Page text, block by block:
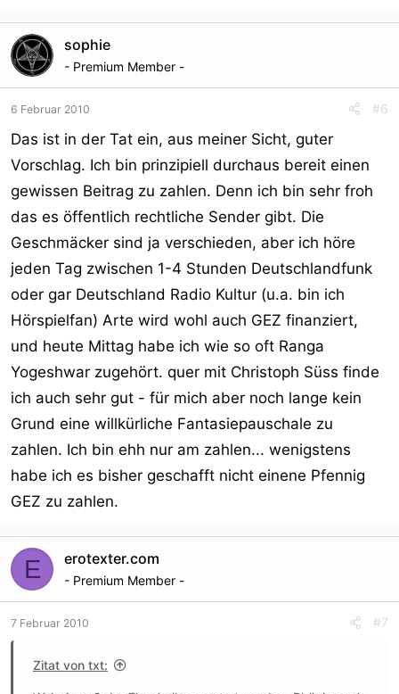
sophie
- Premium Member -
6 Februar 2010 #6
Das ist in der Tat ein, aus meiner Sicht, guter
Vorschlag. Ich bin prinzipiell durchaus bereit einen
gewissen Beitrag zu zahlen. Denn ich bin sehr froh
das es öffentlich rechtliche Sender gibt. Die
Geschmäcker sind ja verschieden, aber ich höre
jeden Tag zwischen 1-4 Stunden Deutschlandfunk
oder gar Deutschland Radio Kultur (u.a. bin ich
Hörspielfan) Arte wird wohl auch GEZ finanziert,
und heute Mittag habe ich wie so oft Ranga
Yogeshwar zugehört. quer mit Christoph Süss finde
ich auch sehr gut - für mich aber noch lange kein
Grund eine willkürliche Fantasiepauschale zu
zahlen. Ich bin ehh nur am zahlen... wenigstens
habe ich es bisher geschafft nicht einene Pfennig
GEZ zu zahlen.
E erotexter.com
- Premium Member -
7 Februar 2010 #7
Zitat von txt: